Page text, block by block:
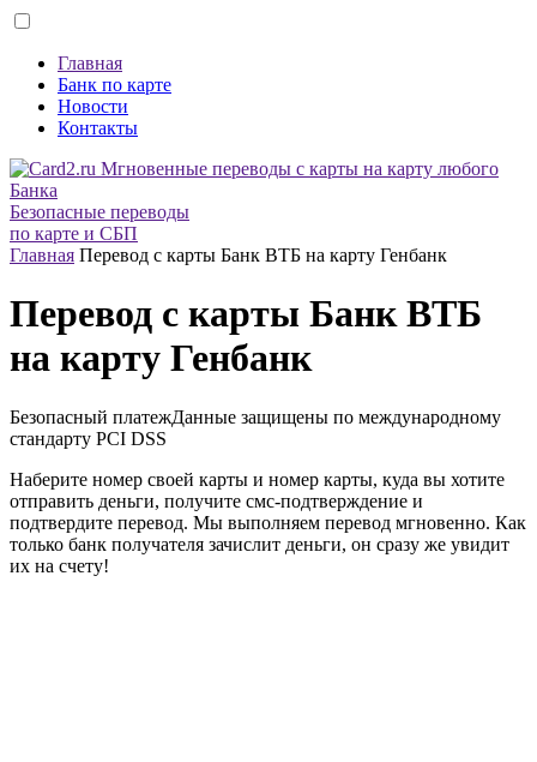
Главная
Банк по карте
Новости
Контакты
Безопасные переводы
по карте и СБП
Главная Перевод с карты Банк ВТБ на карту Генбанк
Перевод с карты Банк ВТБ
на карту Генбанк
Безопасный платежДанные защищены по международному
стандарту PCI DSS
Наберите номер своей карты и номер карты, куда вы хотите
отправить деньги, получите смс-подтверждение и
подтвердите перевод. Мы выполняем перевод мгновенно. Как
только банк получателя зачислит деньги, он сразу же увидит
их на счету!